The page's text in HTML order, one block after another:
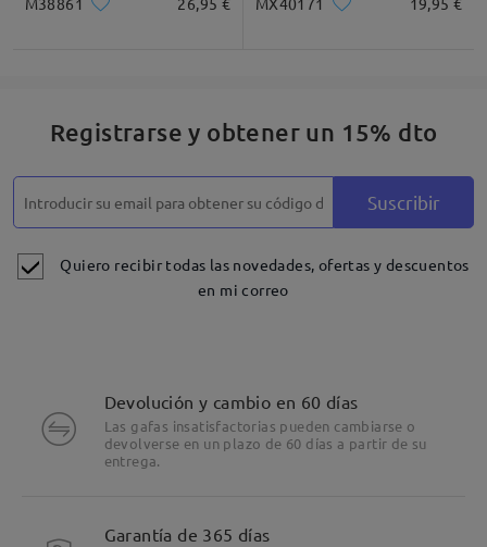
Registrarse y obtener un 15% dto
Suscribir
Quiero recibir todas las novedades, ofertas y descuentos
en mi correo
Devolución y cambio en 60 días
Las gafas insatisfactorias pueden cambiarse o
devolverse en un plazo de 60 días a partir de su
entrega.
Garantía de 365 días